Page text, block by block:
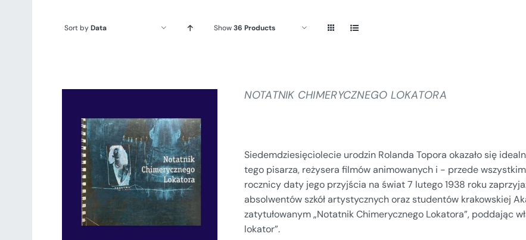
Sort byData Show36 Products
SZCZEGÓŁY
NOTATNIK CHIMERYCZNEGO LOKATORA
Siedemdziesięciolecie urodzin Rolanda Topora okazało się
tego pisarza, reżysera filmów animowanych i - przede
rocznicy daty jego przyjścia na świat 7 lutego 1938 roku
absolwentów szkół artystycznych oraz studentów krakowskiej
zatytułowanym „Notatnik Chimerycznego Lokatora”, poddając
lokator”.